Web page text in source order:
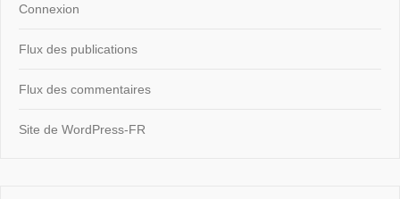
Connexion
Flux des publications
Flux des commentaires
Site de WordPress-FR